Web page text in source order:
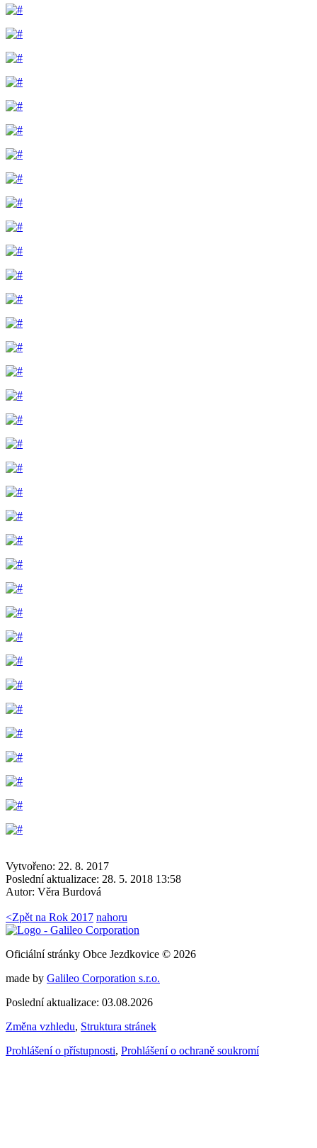
Vytvořeno: 22. 8. 2017
Poslední aktualizace: 28. 5. 2018 13:58
Autor: Věra Burdová
<Zpět na Rok 2017 nahoru
Oficiální stránky Obce Jezdkovice © 2026
made by Galileo Corporation s.r.o.
Poslední aktualizace: 03.08.2026
Změna vzhledu, Struktura stránek
Prohlášení o přístupnosti, Prohlášení o ochraně soukromí